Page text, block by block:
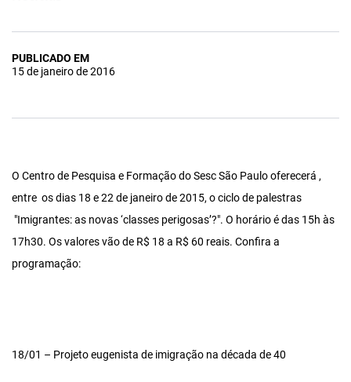
PUBLICADO EM
15 de janeiro de 2016
O Centro de Pesquisa e Formação do Sesc São Paulo oferecerá ,
entre os dias 18 e 22 de janeiro de 2015, o ciclo de palestras
"Imigrantes: as novas ‘classes perigosas’?". O horário é das 15h às
17h30. Os valores vão de R$ 18 a R$ 60 reais. Confira a
programação:
18/01 – Projeto eugenista de imigração na década de 40